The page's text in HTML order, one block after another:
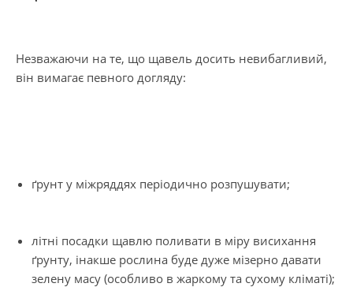
Незважаючи на те, що щавель досить невибагливий,
він вимагає певного догляду:
ґрунт у міжряддях періодично розпушувати;
літні посадки щавлю поливати в міру висихання
ґрунту, інакше рослина буде дуже мізерно давати
зелену масу (особливо в жаркому та сухому кліматі);